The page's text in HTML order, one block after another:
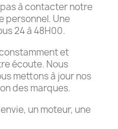
à contacter notre
personnel. Une
24 à 48H00.
et
écoute. Nous
mettons à jour nos
des marques.
un moteur, une